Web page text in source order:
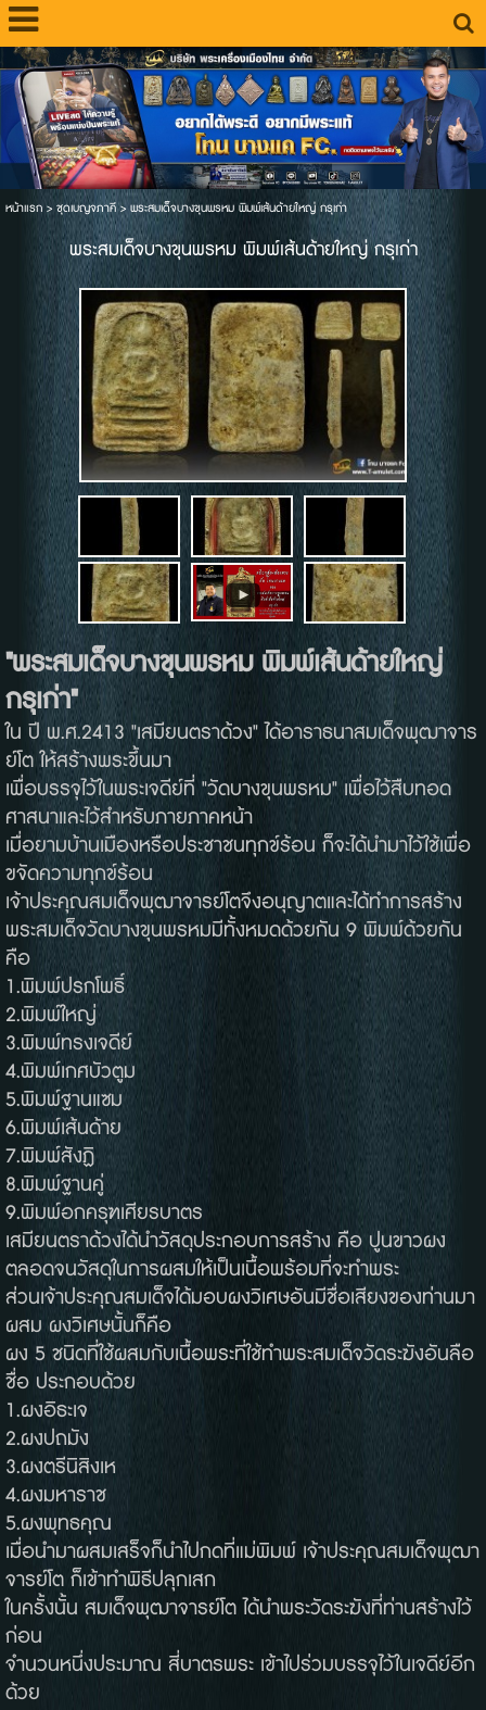
หน้าแรก> ชุดเบญจภาคี> พระสมเด็จบางขุนพรหม พิมพ์เส้นด้ายใหญ่ กรุเก่า
พระสมเด็จบางขุนพรหม พิมพ์เส้นด้ายใหญ่ กรุเก่า
"พระสมเด็จบางขุนพรหม พิมพ์เส้นด้ายใหญ่
กรุเก่า"
ใน ปี พ.ศ.2413 "เสมียนตราด้วง" ได้อาราธนาสมเด็จพุฒาจาร
ย์โต ให้สร้างพระขึ้นมา
เพื่อบรรจุไว้ในพระเจดีย์ที่ "วัดบางขุนพรหม" เพื่อไว้สืบทอด
ศาสนาและไว้สำหรับภายภาคหน้า
เมื่อยามบ้านเมืองหรือประชาชนทุกข์ร้อน ก็จะได้นำมาไว้ใช้เพื่อ
ขจัดความทุกข์ร้อน
เจ้าประคุณสมเด็จพุฒาจารย์โตจึงอนุญาตและได้ทำการสร้าง
พระสมเด็จวัดบางขุนพรหมมีทั้งหมดด้วยกัน 9 พิมพ์ด้วยกัน
คือ
1.พิมพ์ปรกโพธิ์
2.พิมพ์ใหญ่
3.พิมพ์ทรงเจดีย์
4.พิมพ์เกศบัวตูม
5.พิมพ์ฐานแซม
6.พิมพ์เส้นด้าย
7.พิมพ์สังฏิ
8.พิมพ์ฐานคู่
9.พิมพ์อกครุฑเศียรบาตร
เสมียนตราด้วงได้นำวัสดุประกอบการสร้าง คือ ปูนขาวผง
ตลอดจนวัสดุในการผสมให้เป็นเนื้อพร้อมที่จะทำพระ
ส่วนเจ้าประคุณสมเด็จได้มอบผงวิเศษอันมีชื่อเสียงของท่านมา
ผสม ผงวิเศษนั้นก็คือ
ผง 5 ชนิดที่ใช้ผสมกับเนื้อพระที่ใช้ทำพระสมเด็จวัดระฆังอันลือ
ชื่อ ประกอบด้วย
1.ผงอิธะเจ
2.ผงปถมัง
3.ผงตรีนิสิงเห
4.ผงมหาราช
5.ผงพุทธคุณ
เมื่อนำมาผสมเสร็จก็นำไปกดที่แม่พิมพ์ เจ้าประคุณสมเด็จพุฒา
จารย์โต ก็เข้าทำพิธีปลุกเสก
ในครั้งนั้น สมเด็จพุฒาจารย์โต ได้นำพระวัดระฆังที่ท่านสร้างไว้
ก่อน
จำนวนหนึ่งประมาณ สี่บาตรพระ เข้าไปร่วมบรรจุไว้ในเจดีย์อีก
ด้วย